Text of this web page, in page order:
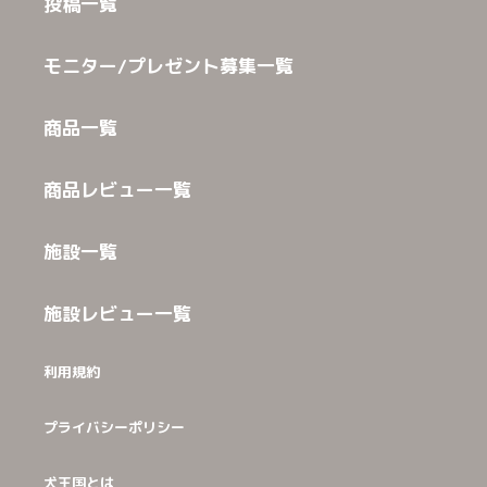
モニター/プレゼント募集一覧
商品一覧
商品レビュー一覧
施設一覧
施設レビュー一覧
利用規約
プライバシーポリシー
犬王国とは